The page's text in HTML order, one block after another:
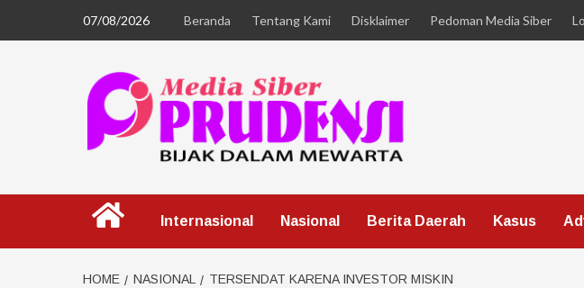
07/08/2026 Beranda Tentang Kami Disklaimer Pedoman Media Siber
Internasional Nasional Berita Daerah Kasus
HOME NASIONAL TERSENDAT KARENA INVESTOR MISKIN